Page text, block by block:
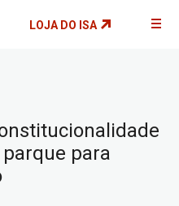
LOJA DO ISA
para